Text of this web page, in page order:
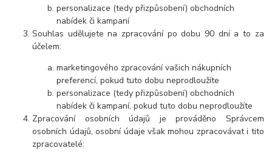
personalizace (tedy přizpůsobení) obchodních
nabídek či kampaní
Souhlas udělujete na zpracování po dobu 90 dní a to za
účelem:
marketingového zpracování vašich nákupních
preferencí, pokud tuto dobu neprodloužíte
personalizace (tedy přizpůsobení) obchodních
nabídek či kampaní, pokud tuto dobu neprodloužíte
Zpracování osobních údajů je prováděno Správcem
osobních údajů, osobní údaje však mohou zpracovávat i tito
zpracovatelé: